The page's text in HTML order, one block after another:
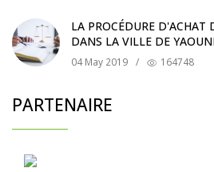
LA PROCÉDURE D'ACHAT
DANS LA VILLE DE
04 May 2019 / 164748
PARTENAIRE